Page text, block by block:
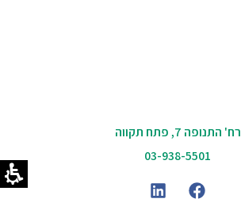
רח' התנופה 7, פתח תקווה
03-938-5501